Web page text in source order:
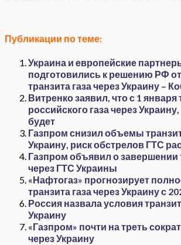
Публикации по теме:
Украина и европейские
подготовились к решению РФ
транзита газа через Украину –
Витренко заявил, что с 1 января
российского газа через
будет
Газпром снизил объемы
Украину, риск обстрелов ГТС
Газпром объявил о завершении
через ГТС Украины
«Нафтогаз» прогнозирует
транзита газа через Украину с
Россия назвала условия
Украину
«Газпром» почти на треть
через Украину